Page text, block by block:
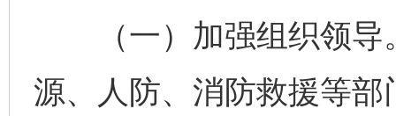
（一）加强组织领导
源、人防、消防救援等